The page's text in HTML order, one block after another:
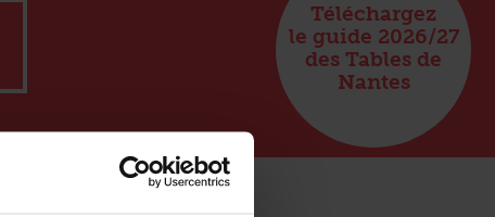
Téléchargez
le guide 2026/27
des Tables de
Nantes